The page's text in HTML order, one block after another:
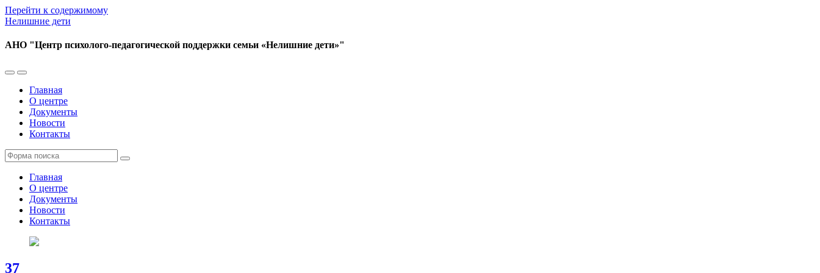
Перейти к содержимому
Нелишние дети
АНО "Центр психолого-педагогической поддержки семьи «Нелишние дети»"
Переключить
мобильное
меню
Переключить
поле
поиска
Главная
О центре
Документы
Новости
Контакты
Поиск
Главная
О центре
Документы
Новости
Контакты
37